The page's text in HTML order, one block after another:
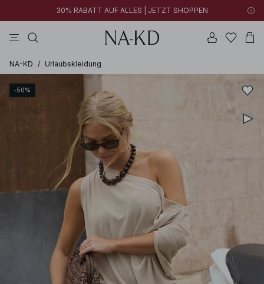
30% RABATT AUF ALLES | JETZT SHOPPEN
NA-KD / Urlaubskleidung
-50%